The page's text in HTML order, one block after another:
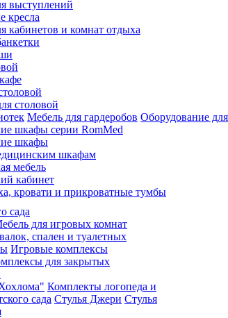
выступлений
кресла
кабинетов и комнат отдыха
столовой
Мебель для гардеробов Оборудование
шкафы серии RomMed
шкафы
шкафам
мебель
кабинет
кровати и прикроватные тумбы
сада
для игровых комнат
спален и туалетных
Игровые комплексы
для закрытых
Комплекты логопеда и
сада Стулья Джери Стулья